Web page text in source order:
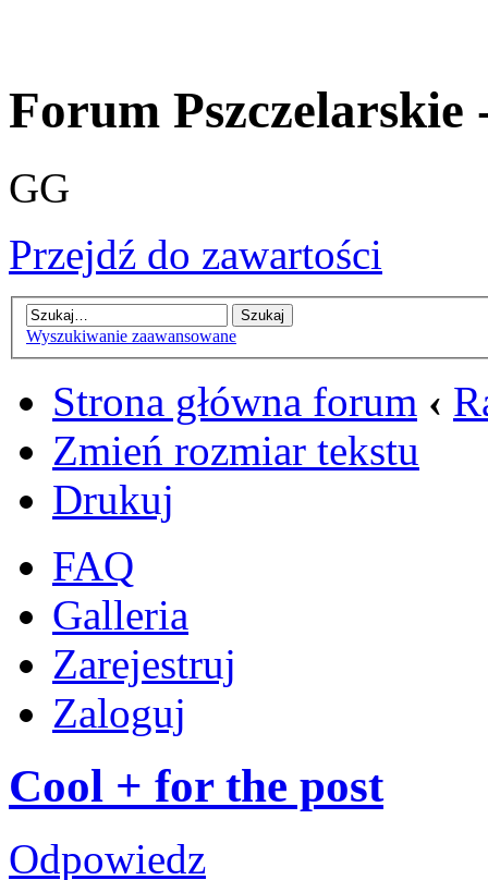
Forum Pszczelarskie
GG
Przejdź do zawartości
Wyszukiwanie zaawansowane
Strona główna forum ‹
Zmień rozmiar tekstu
Drukuj
FAQ
Galleria
Zarejestruj
Zaloguj
Cool + for the post
Odpowiedz